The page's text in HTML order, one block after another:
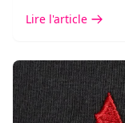
Lire l'article